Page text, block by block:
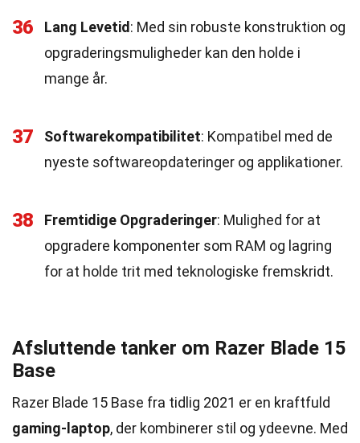
36 Lang Levetid : Med sin robuste konstruktion og
opgraderingsmuligheder kan den holde i
mange år.
37 Softwarekompatibilitet: Kompatibel med de
nyeste softwareopdateringer og applikationer.
38 Fremtidige Opgraderinger: Mulighed for at
opgradere komponenter som RAM og lagring
for at holde trit med teknologiske fremskridt.
Afsluttende tanker om Razer Blade 15
Base
Razer Blade 15 Base fra tidlig 2021 er en kraftfuld
gaming-laptop, der kombinerer stil og ydeevne. Med